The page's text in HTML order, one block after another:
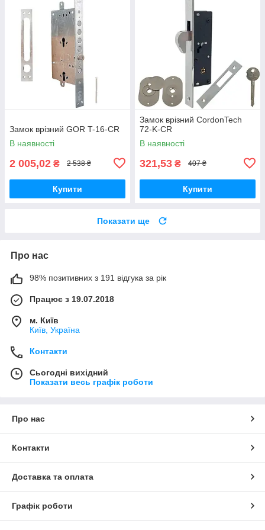
Замок врізний GOR T-16-CR
В наявності
2 005,02 ₴ 2 538 ₴
Купити
Замок врізний CordonTech
72-K-CR
В наявності
321,53 ₴ 407 ₴
Купити
Показати ще
Про нас
98% позитивних з 191 відгука за рік
Працює з 19.07.2018
м. Київ
Київ, Україна
Контакти
Сьогодні вихідний
Показати весь графік роботи
Про нас
Контакти
Доставка та оплата
Графік роботи